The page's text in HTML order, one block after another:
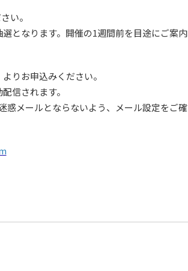
い。
となります。開催の1週間前を目途にご案
りお申込みください。
信されます。
惑メールとならないよう、メール設定をご